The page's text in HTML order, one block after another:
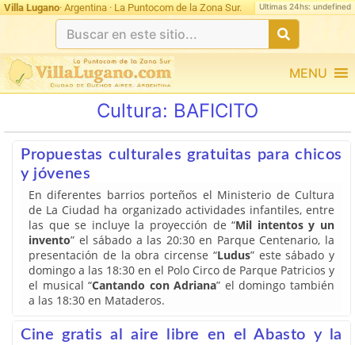
Villa Lugano· Argentina · La Puntocom de la Zona Sur. Ultimas 24hs: undefined
MENU
Cultura: BAFICITO
Propuestas culturales gratuitas para chicos
y jóvenes
En diferentes barrios porteños el Ministerio de Cultura
de La Ciudad ha organizado actividades infantiles, entre
las que se incluye la proyección de “Mil intentos y un
invento” el sábado a las 20:30 en Parque Centenario, la
presentación de la obra circense “Ludus” este sábado y
domingo a las 18:30 en el Polo Circo de Parque Patricios y
el musical “Cantando con Adriana” el domingo también
a las 18:30 en Mataderos.
Cine gratis al aire libre en el Abasto y la